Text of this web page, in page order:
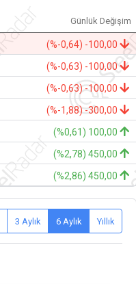
Günlük Değişim
(%-0,64) -100,00
(%-0,63) -100,00
(%-0,63) -100,00
(%-1,88) -300,00
(%0,61) 100,00
(%2,78) 450,00
(%2,86) 450,00
3 Aylık 6 Aylık Yıllık